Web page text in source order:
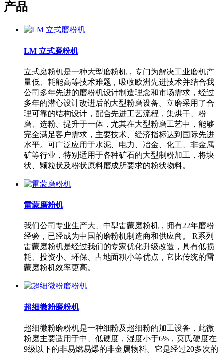
产品
LM 立式磨粉机
立式磨粉机是一种大型磨粉机，专门为解决工业磨机产
量低、耗能高等技术难题，吸收欧洲先进技术并结合我
公司多年先进的磨粉机设计制造理念和市场需求，经过
多年的潜心设计改进后的大型粉磨设备。立磨采用了合
理可靠的结构设计，配合先进工艺流程，集烘干、粉
磨、选粉、提升于一体，尤其在大型粉磨工艺中，能够
完全满足客户需求，主要技术、经济指标达到国际先进
水平。可广泛应用于水泥、电力、冶金、化工、非金属
矿等行业，特别适用于各种矿石的大型制粉加工，将块
状、颗粒状及粉状原料磨成所要求的粉状物料。
雷蒙磨粉机
我们公司专业生产大、中型雷蒙磨粉机，拥有22年磨粉
经验，已经成为中国的磨粉机制造商和供应商。 R系列
雷蒙磨粉机是经过我们的专家优化升级改造，具有低损
耗、投资小、环保、占地面积小等优点，它比传统的雷
蒙磨粉机效率更高。
超细微粉磨粉机
超细微粉磨粉机是一种细粉及超细粉的加工设备，此微
粉磨主要适用于中、低硬度，湿度小于6%，莫氏硬度在
9级以下的非易燃易爆的非金属物料。它是经过20多次的